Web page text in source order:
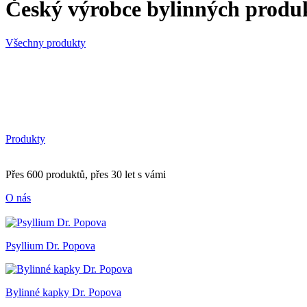
Český výrobce bylinných
Všechny produkty
Produkty
Přes 600 produktů, přes 30 let s vámi
O nás
Psyllium Dr. Popova
Bylinné kapky Dr. Popova